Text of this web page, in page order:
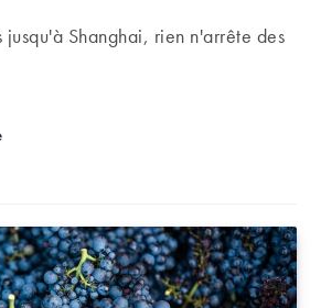
jusqu'à Shanghai, rien n'arrête des
Les frères Pourcel s’installent à Shanghai